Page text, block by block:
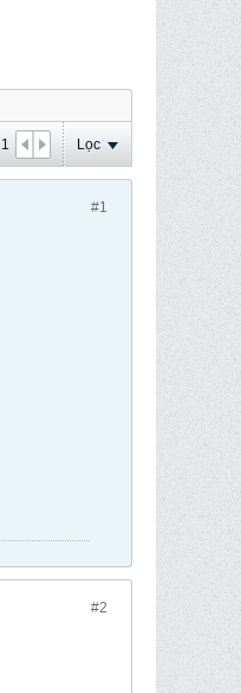
1 Lọc
#1
#2